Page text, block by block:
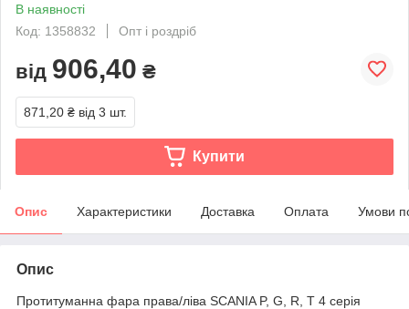
В наявності
Код: 1358832
Опт і роздріб
від 906,40 ₴
871,20 ₴ від 3 шт.
Купити
Опис Характеристики Доставка Оплата Умови
Опис
Протитуманна фара права/ліва SCANIA P, G, R, T 4 серія